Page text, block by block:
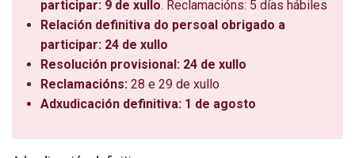
participar: 9 de xullo. Reclamacións: 5 días hábiles
Relación definitiva do persoal obrigado a
participar: 24 de xullo
Resolución provisional: 24 de xullo
Reclamacións: 28 e 29 de xullo
Adxudicación definitiva: 1 de agosto